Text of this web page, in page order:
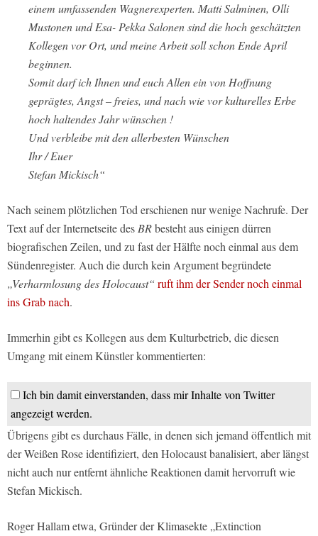
einem umfassenden Wagnerexperten. Matti Salminen, Olli
Mustonen und Esa- Pekka Salonen sind die hoch geschätzten
Kollegen vor Ort, und meine Arbeit soll schon Ende April
beginnen.
Somit darf ich Ihnen und euch Allen ein von Hoffnung
geprägtes, Angst – freies, und nach wie vor kulturelles Erbe
hoch haltendes Jahr wünschen !
Und verbleibe mit den allerbesten Wünschen
Ihr / Euer
Stefan Mickisch“
Nach seinem plötzlichen Tod erschienen nur wenige Nachrufe. Der
Text auf der Internetseite desBRbesteht aus einigen dürren
biografischen Zeilen, und zu fast der Hälfte noch einmal aus dem
Sündenregister. Auch die durch kein Argument begründete
„Verharmlosung des Holocaust“ ruft ihm der Sender noch einmal
ins Grab nach.
Immerhin gibt es Kollegen aus dem Kulturbetrieb, die diesen
Umgang mit einem Künstler kommentierten:
Ich bin damit einverstanden, dass mir Inhalte von Twitter
angezeigt werden.
Übrigens gibt es durchaus Fälle, in denen sich jemand öffentlich mit
der Weißen Rose identifiziert, den Holocaust banalisiert, aber längst
nicht auch nur entfernt ähnliche Reaktionen damit hervorruft wie
Stefan Mickisch.
Roger Hallam etwa, Gründer der Klimasekte „Extinction